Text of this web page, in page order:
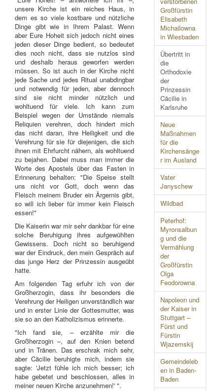
Großfürstin
Elisabeth
Michailowna
in Wiesbaden
Übertritt in
die
Orthodoxie
der
Prinzessin
Cäcilie in
Karlsruhe
Neue
Maßnahmen
für die
Kirchensänge
r im Ausland
Vater
Janyschew
Wildbad
Peterhof:
Myronsalbun
g und die
Vermählung
der
Großfürstin
Olga
Feodorowna
Napoleon und
der Kaiser in
Stuttgart –
Fürst und
Fürstin
Wjazemskij
Gemeindeleb
en in Baden-
Baden
unsere Kirche ist ein reiches Haus, in
dem es so viele kostbare und nützliche
Dinge gibt wie in Ihrem Palast. Wenn
aber Eure Hoheit sich jedoch nicht eines
jeden dieser Dinge bedient, so bedeutet
dies noch nicht, dass sie nutzlos sind
und deshalb heraus geworfen werden
müssen. So ist auch in der Kirche nicht
jede Sache und jedes Ritual unabdingbar
und notwendig für jeden, aber dennoch
sind sie nicht minder nützlich und
wohltuend für viele. Ich kann zum
Beispiel wegen der Umstände niemals
Reliquien verehren, doch hindert mich
das nicht daran, ihre Heiligkeit und die
Verehrung für sie für diejenigen, die sich
ihnen mit Ehrfurcht nähern, als wohltuend
zu bejahen. Dabei muss man immer die
Worte des Apostels über das Fasten in
Erinnerung behalten: "Die Speise stellt
uns nicht vor Gott, doch wenn das
Fleisch meinem Bruder ein Ärgernis gibt,
so will ich lieber für immer kein Fleisch
essen!"
Die Kaiserin war mir sehr dankbar für eine
solche Beruhigung ihres aufgewühlten
Gewissens. Doch nicht so beruhigend
war der Eindruck, den mein Gespräch auf
das junge Herz der Prinzessin ausgeübt
hatte.
Am folgenden Tag erfuhr ich von der
Großherzogin, dass ihr besonders die
Verehrung der Heiligen unverständlich war
und in erster Linie der Gottesmutter, was
sie so an den Katholizismus erinnerte.
"Ich fand sie, – erzählte mir die
Großherzogin –, auf den Knien betend
und in Tränen. Das erschrak mich sehr,
aber Cäcilie beruhigte mich, indem sie
sagte: 'Jetzt fühle ich mich besser; ich
habe gebetet und beschlossen, alles in
meiner neuen Kirche anzunehmen!' ".